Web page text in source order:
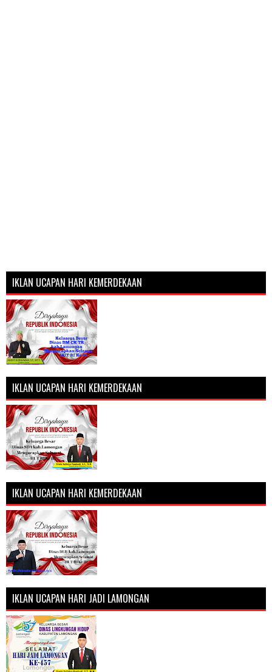
IKLAN UCAPAN HARI KEMERDEKAAN
IKLAN UCAPAN HARI KEMERDEKAAN
IKLAN UCAPAN HARI KEMERDEKAAN
IKLAN UCAPAN HARI JADI LAMONGAN